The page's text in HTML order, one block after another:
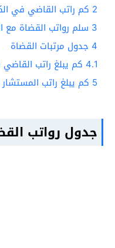
2 كم راتب القاضي في
3 سلم رواتب القضاة مع
4 جدول مرتبات القضاة
4.1 كم يبلغ راتب
5 كم يبلغ راتب
جدول رواتب